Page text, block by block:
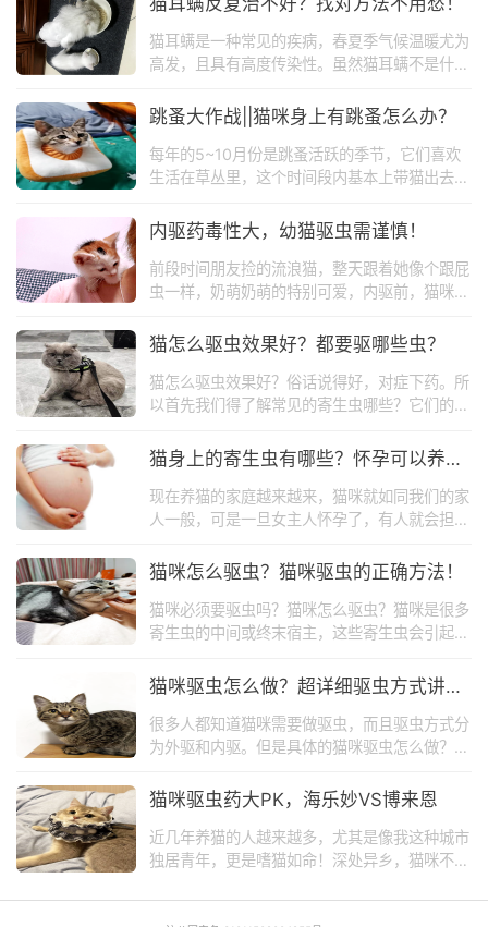
虫！ 如果你家猫也出现了类似的情况，并且猫
咪还经常把屁股贴在地板上磨蹭，样子很搞笑，
很有可能就是感染了猫绦虫。
猫耳螨是一种常见的疾病，春夏季气候温暖尤为
高发，且具有高度传染性。虽然猫耳螨不是什么
费一些精力和时间的。如治疗不及时，会继发细
菌感染，引起猫咪的耳部炎症，严重的还会引起
脑炎等疾病，甚至失聪。为了猫咪的健康，一旦
发现猫耳螨病，必须要及时采取治疗措施！
跳蚤大作战||猫咪身上有跳蚤怎么办？
每年的5~10月份是跳蚤活跃的季节，它们喜欢
生活在草丛里，这个时间段内基本上带猫出去溜
的猫咪感染跳蚤的几率会低一些，但是也需要多
加防范。因为铲屎官的衣物上很容易会携带蚤
卵，当猫咪和我们亲密接触时，就有可能误食蚤
卵，从而感染跳蚤。那么猫咪身上有跳蚤怎么办
内驱药毒性大，幼猫驱虫需谨慎！
前段时间朋友捡的流浪猫，整天跟着她像个跟屁
虫一样，奶萌奶萌的特别可爱，内驱前，猫咪身
就死了，宠物医生说很有可能是给幼猫驱虫的药
驱药毒性比较大，幼猫驱虫需谨慎。
猫怎么驱虫效果好？都要驱哪些虫？
猫怎么驱虫效果好？俗话说得好，对症下药。所
以首先我们得了解常见的寄生虫哪些？它们的传
尽。
猫身上的寄生虫有哪些？怀孕可以养猫
吗？
现在养猫的家庭越来越来，猫咪就如同我们的家
人一般，可是一旦女主人怀孕了，有人就会担心
些老人思想固执，好一点的直接把猫咪送人，还
和孕妇兼得，我们一起来看下！
猫咪怎么驱虫？猫咪驱虫的正确方法！
猫咪必须要驱虫吗？猫咪怎么驱虫？猫咪是很多
寄生虫的中间或终末宿主，这些寄生虫会引起猫
况严重的还可能导致死亡，因此必须按时给猫驱
虫。
猫咪驱虫怎么做？超详细驱虫方式讲
解！
很多人都知道猫咪需要做驱虫，而且驱虫方式分
为外驱和内驱。但是具体的猫咪驱虫怎么做？外
项?大部分铲屎官一知半解。所以今天，我就写
猫咪驱虫药大PK，海乐妙VS博来恩
近几年养猫的人越来越多，尤其是像我这种城市
独居青年，更是嗜猫如命！深处异乡，猫咪不仅
身体健康，我格外看重，每年一次的体检，每月